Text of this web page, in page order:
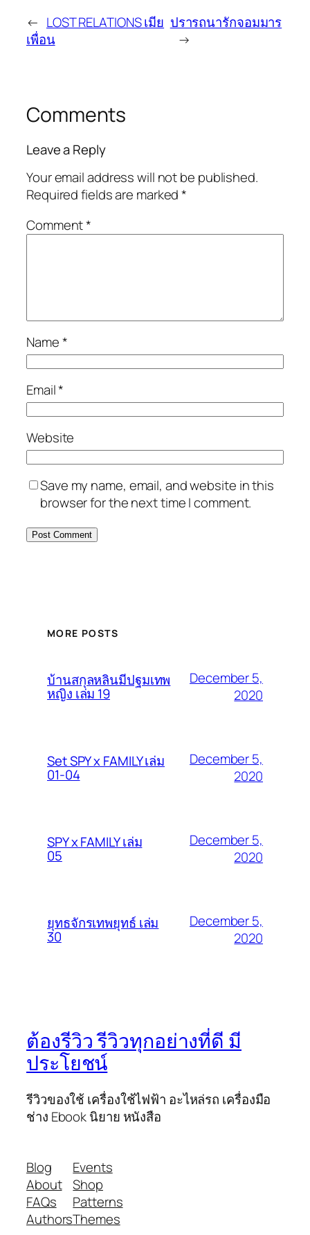
← LOST RELATIONS เมีย
เพื่อน
ปรารถนารักจอมมาร
→
Comments
Leave a Reply
Your email address will not be published.
Required fields are marked*
Comment*
Name*
Email*
Website
Save my name, email, and website in this
browser for the next time I comment.
MORE POSTS
บ้านสกุลหลินมีปฐมเทพ
หญิง เล่ม 19
December 5,
2020
Set SPY x FAMILY เล่ม
01-04
December 5,
2020
SPY x FAMILY เล่ม
05
December 5,
2020
ยุทธจักรเทพยุทธ์ เล่ม
30
December 5,
2020
ต้องรีวิว รีวิวทุกอย่างที่ดี มี
ประโยชน์
รีวิวของใช้ เครื่องใช้ไฟฟ้า อะไหล่รถ เครื่องมือ
ช่าง Ebook นิยาย หนังสือ
Blog
About
FAQs
Authors
Events
Shop
Patterns
Themes